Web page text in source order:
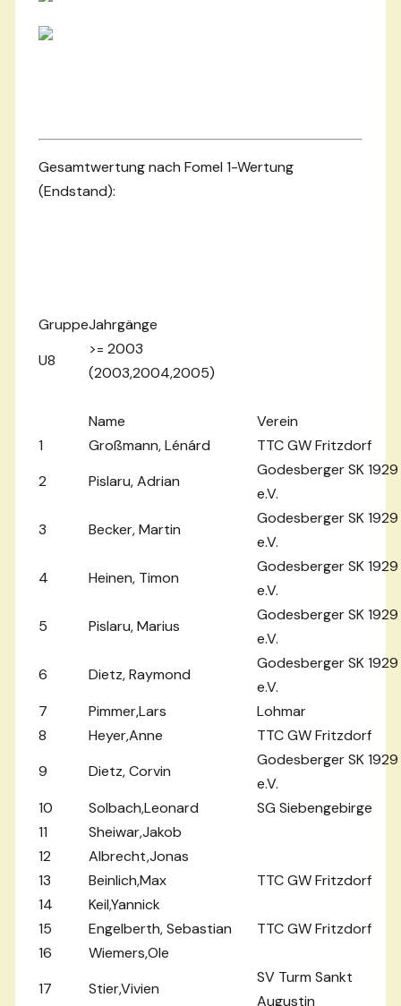
Gesamtwertung nach Fomel 1-Wertung
(Endstand):
GruppeJahrgänge
U8
>= 2003
(2003,2004,2005)
Name
Verein
1
Großmann, Lénárd
TTC GW Fritzdorf
2
Pislaru, Adrian
Godesberger SK 1929
e.V.
3
Becker, Martin
Godesberger SK 1929
e.V.
4
Heinen, Timon
Godesberger SK 1929
e.V.
5
Pislaru, Marius
Godesberger SK 1929
e.V.
6
Dietz, Raymond
Godesberger SK 1929
e.V.
7
Pimmer,Lars
Lohmar
8
Heyer,Anne
TTC GW Fritzdorf
9
Dietz, Corvin
Godesberger SK 1929
e.V.
10
Solbach,Leonard
SG Siebengebirge
11
Sheiwar,Jakob
12
Albrecht,Jonas
13
Beinlich,Max
TTC GW Fritzdorf
14
Keil,Yannick
15
Engelberth, Sebastian
TTC GW Fritzdorf
16
Wiemers,Ole
17
Stier,Vivien
SV Turm Sankt
Augustin